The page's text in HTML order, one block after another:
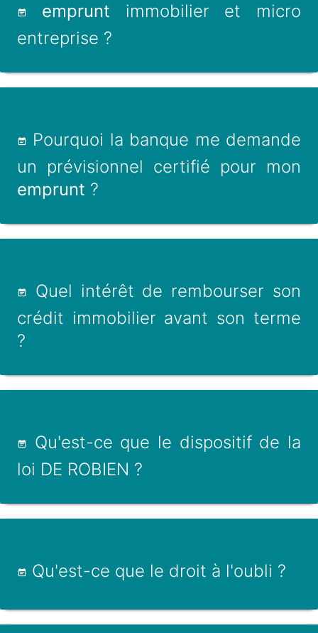
emprunt immobilier et micro
entreprise ?
Pourquoi la banque me demande
un prévisionnel certifié pour mon
emprunt ?
Quel intérêt de rembourser son
crédit immobilier avant son terme
?
Qu'est-ce que le dispositif de la
loi DE ROBIEN ?
Qu'est-ce que le droit à l'oubli ?